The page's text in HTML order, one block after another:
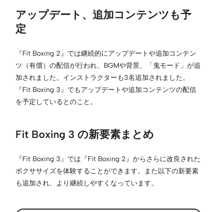
アップデート、追加コンテンツも予
定
『Fit Boxing 2』では継続的にアップデートや追加コンテン
ツ（有償）の配信が行われ、BGMや背景、「鬼モード」が追
加されました。インストラクターも3名追加されました。
『Fit Boxing 3』でもアップデートや追加コンテンツの配信
を予定しているとのこと。
Fit Boxing 3 の新要素まとめ
『Fit Boxing 3』では『Fit Boxing 2』からさらに改良された
ボクササイズを体験することができます。また以下の新要素
も追加され、より継続しやすくなっています。